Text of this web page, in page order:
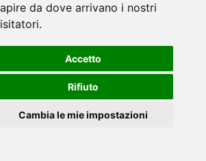
da dove arrivano i nostri
Accetto
Rifiuto
Cambia le mie impostazioni
all rights reserved.
sui Cookies